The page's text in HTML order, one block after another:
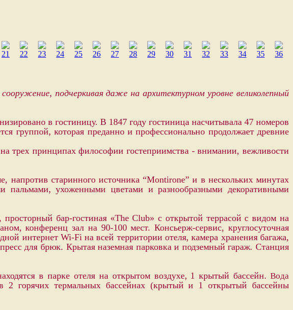
подчеркивая даже на архитектурном уровне великолепный
в гостиницу. В 1847 году гостиница насчитывала 47 номеров
группой, которая преданно и профессионально продолжает древние
трех принципах философии гостеприимства - внимании, вежливости
напротив старинного источника “Montirone” и в нескольких минутах
пальмами, ухоженными цветами и разнообразными декоративными
просторный бар-гостиная «The Club»с открытой террасой с видом на
конференц зал на 90-100 мест. Консьерж-сервис, круглосуточная
интернет Wi-Fi на всей территории отеля, камера хранения багажа,
для брюк. Крытая наземная парковка и подземный гараж. Cтанция
в парке отеля на открытом воздухе, 1 крытый бассейн. Вода
2 горячих термальных бассейнах (крытый и 1 открытый бассейны